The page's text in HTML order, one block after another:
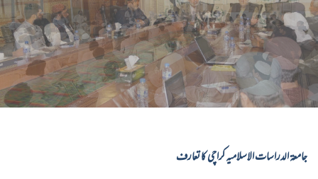
جامعۃ الدراسات الاسلامیہ کراچی کا تعارف